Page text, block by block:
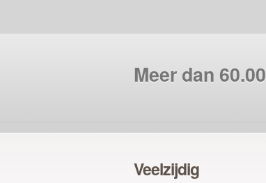
Meer dan
Veelzijdig